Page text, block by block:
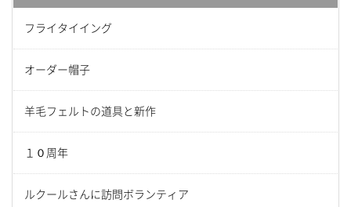
フライタイイング
オーダー帽子
羊毛フェルトの道具と新作
１０周年
ルクールさんに訪問ボランティア